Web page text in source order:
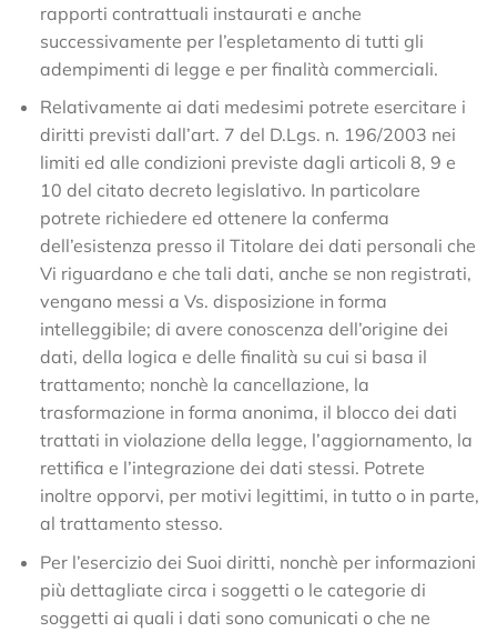
rapporti contrattuali instaurati e anche
successivamente per l’espletamento di tutti gli
adempimenti di legge e per finalità commerciali.
Relativamente ai dati medesimi potrete esercitare i
diritti previsti dall’art. 7 del D.Lgs. n. 196/2003 nei
limiti ed alle condizioni previste dagli articoli 8, 9 e
10 del citato decreto legislativo. In particolare
potrete richiedere ed ottenere la conferma
dell’esistenza presso il Titolare dei dati personali che
Vi riguardano e che tali dati, anche se non registrati,
vengano messi a Vs. disposizione in forma
intelleggibile; di avere conoscenza dell’origine dei
dati, della logica e delle finalità su cui si basa il
trattamento; nonchè la cancellazione, la
trasformazione in forma anonima, il blocco dei dati
trattati in violazione della legge, l’aggiornamento, la
rettifica e l’integrazione dei dati stessi. Potrete
inoltre opporvi, per motivi legittimi, in tutto o in parte,
al trattamento stesso.
Per l’esercizio dei Suoi diritti, nonchè per informazioni
più dettagliate circa i soggetti o le categorie di
soggetti ai quali i dati sono comunicati o che ne